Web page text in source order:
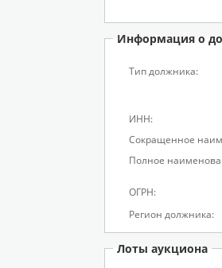
Информация о
Тип должника:
ИНН:
Сокращенное
Полное
ОГРН:
Регион должника:
Лоты аукциона